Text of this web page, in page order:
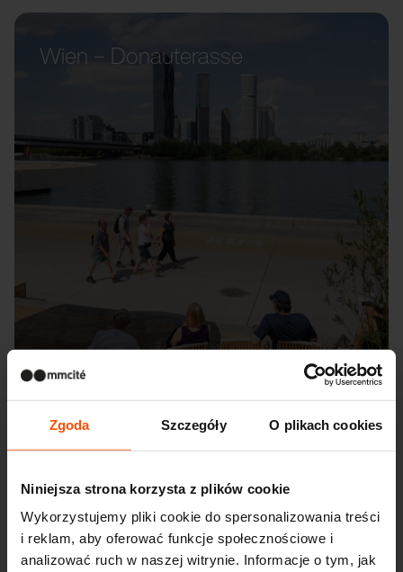
Zgoda Szczegóły O plikach cookies
Niniejsza strona korzysta z plików cookie
Wykorzystujemy pliki cookie do spersonalizowania treści
i reklam, aby oferować funkcje społecznościowe i
analizować ruch w naszej witrynie. Informacje o tym, jak
Wien – Donauterasse
Seattle – Popup park